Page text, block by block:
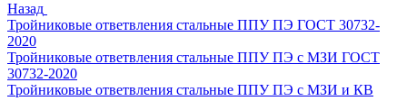
Назад
Тройниковые ответвления стальные ППУ ПЭ ГОСТ 30732-
2020
Тройниковые ответвления стальные ППУ ПЭ с МЗИ ГОСТ
30732-2020
Тройниковые ответвления стальные ППУ ПЭ с МЗИ и КВ